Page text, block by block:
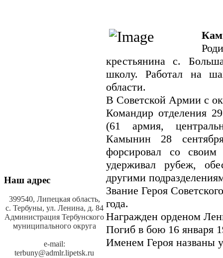
Наш адрес
399540, Липецкая область,
с. Тербуны, ул. Ленина, д. 84
Администрация Тербунского
муниципального округа
e-mail:
terbuny@admlr.lipetsk.ru
крестьянина с.
школу. Работал на
области.
В Советской Армии с
Командир отделения 29
(61 армия,
Камынин 28
форсировал со своим
удерживал рубеж,
другими
Звание Героя
года.
Награжден орденом
Погиб в бою 16 января
Именем Героя названы